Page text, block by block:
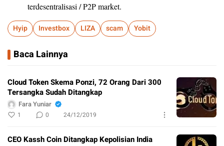
terdesentralisasi / P2P market.
Hyip Investbox LIZA scam Yobit
Baca Lainnya
Cloud Token Skema Ponzi, 72 Orang Dari 300
Tersangka Sudah Ditangkap
Fara Yuniar
1 0 24/12/2019
CEO Kassh Coin Ditangkap Kepolisian India